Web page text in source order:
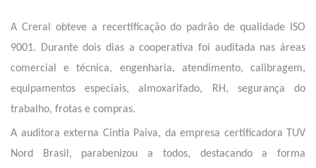
A Creral obteve a recertificação do padrão de qualidade ISO
9001. Durante dois dias a cooperativa foi auditada nas áreas
comercial e técnica, engenharia, atendimento, calibragem,
equipamentos especiais, almoxarifado, RH, segurança do
trabalho, frotas e compras.
A auditora externa Cintia Paiva, da empresa certificadora TUV
Nord Brasil, parabenizou a todos, destacando a forma